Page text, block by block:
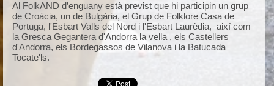
Al FolkAND d’enguany està previst que hi participin un grup
de Croàcia, un de Bulgària, el Grup de Folklore Casa de
Portuga, l'Esbart Valls del Nord i l'Esbart Laurèdia, així com
la Gresca Gegantera d'Andorra la vella , els Castellers
d'Andorra, els Bordegassos de Vilanova i la Batucada
Tocate'ls.